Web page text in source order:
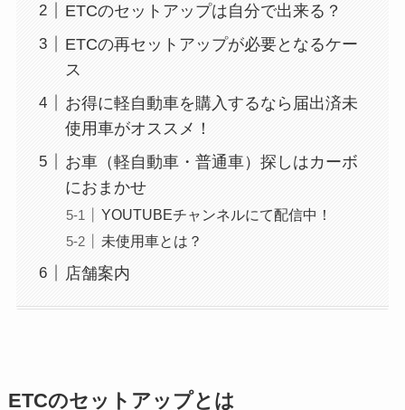
ETCのセットアップは自分で出来る？
ETCの再セットアップが必要となるケー
ス
お得に軽自動車を購入するなら届出済未
使用車がオススメ！
お車（軽自動車・普通車）探しはカーボ
におまかせ
YOUTUBEチャンネルにて配信中！
未使用車とは？
店舗案内
ETCのセットアップとは